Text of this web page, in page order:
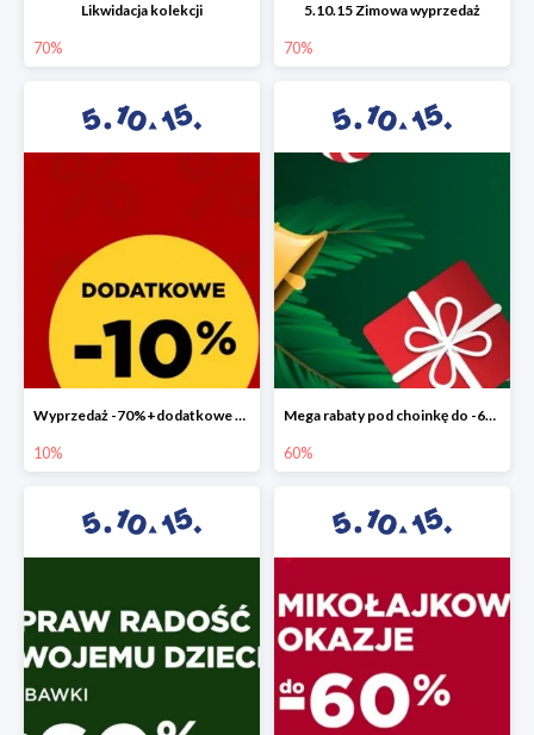
Likwidacja kolekcji
70%
5.10.15 Zimowa wyprzedaż
70%
Wyprzedaż -70%+dodatkowe 10%
10%
Mega rabaty pod choinkę do -60%
60%